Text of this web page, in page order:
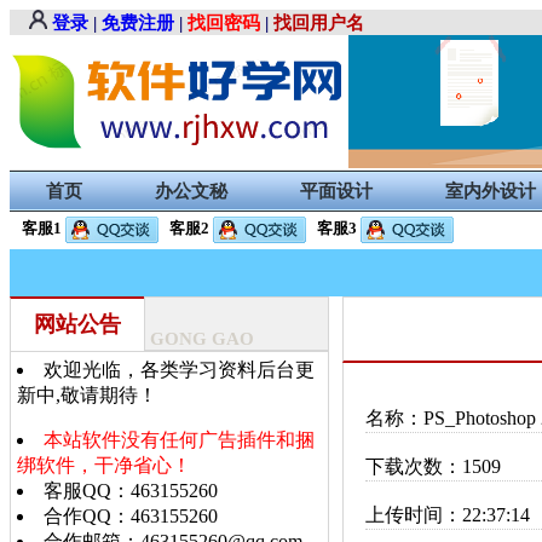
登录 | 免费注册 | 找回密码 | 找回用户名
首页 办公文秘 平面设计 室内外设计
客服1 客服2 客服3
网站公告
GONG GAO
欢迎光临，各类学习资料后台更
新中,敬请期待！
本站软件没有任何广告插件和捆
绑软件，干净省心！
客服QQ：463155260
合作QQ：463155260
名称：
下载次数：1509
上传时间：22:37:14